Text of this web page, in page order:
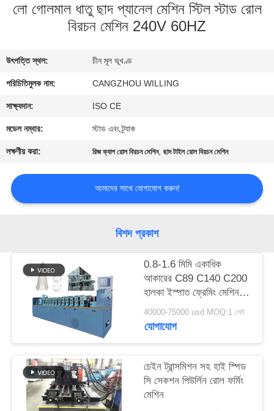
সাইট
ম্যাপ
গোপনীয়তা
লো গোলমাল ধাতু ছাদ প্যানেল মেশিন স্টিল স্টাড রোল
বিরচন মেশিন 240V 60HZ
উৎপত্তি স্থল: চীন মূল ভূখণ্ড
পরিচিতিমুলক নাম: CANGZHOU WILLING
সাক্ষ্যদান: ISO CE
মডেল নম্বার: স্টাড এবং ট্র্যাক
লক্ষণীয় করা: রিজ ক্যাপ রোল বিরচন মেশিন,ছাদ টাইল রোল বিরচন মেশিন
আমাদের সাথে যোগাযোগ করুন!
বিশদ প্রকাশ
0.8-1.6 মিমি একাধিক
আকারের C89 C140 C200
হালকা ইস্পাত ফ্রেমিং মেশিন
প্রিফ্যাব হাউসের জন্য হালকা
গেজ রোল ফর্মিং মেশিন
40000-75000 usd MOQ:1 সেট
যোগাযোগ
চেইন ট্রান্সমিশন সহ হাই স্পিড
সি সেকশন পিউর্লিন রোল ফর্মিং
মেশিন